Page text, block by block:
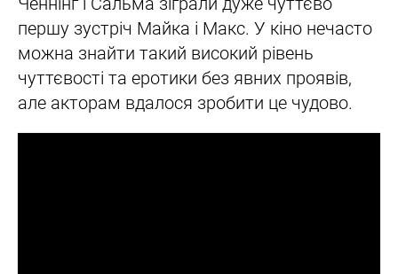
першу зустріч Майка і Макс. У кіно нечасто
можна знайти такий високий рівень
чуттєвості та еротики без явних проявів,
але акторам вдалося зробити це чудово.